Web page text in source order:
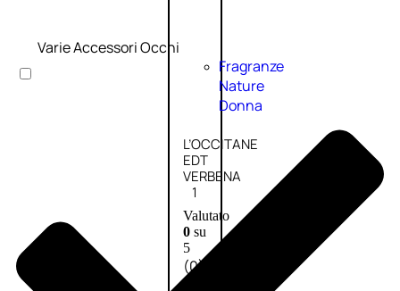
Fragranze
Nature
Donna
L’OCCITANE
EDT
VERBENA
1
Valutato
0su
5
(0)
Varie Accessori Occhi